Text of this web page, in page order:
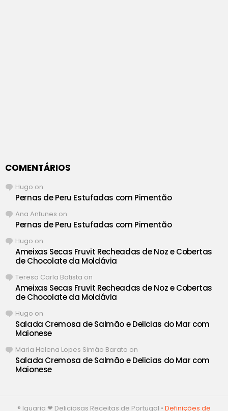
COMENTÁRIOS
Hugo on
Pernas de Peru Estufadas com Pimentão
Ana Antunes on
Pernas de Peru Estufadas com Pimentão
Hugo on
Ameixas Secas Fruvit Recheadas de Noz e Cobertas
de Chocolate da Moldávia
Teresa Carla Batista on
Ameixas Secas Fruvit Recheadas de Noz e Cobertas
de Chocolate da Moldávia
Hugo on
Salada Cremosa de Salmão e Delicias do Mar com
Maionese
Maria Helena Lopes Simão Barata on
Salada Cremosa de Salmão e Delicias do Mar com
Maionese
® Iguaria ❤ Deliciosas Receitas de Portugal • Definições de